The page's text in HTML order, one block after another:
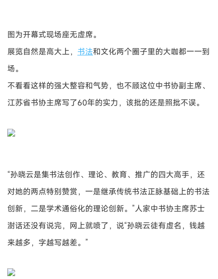
图为开幕式现场座无虚席。
展览自然是高大上， 书法和文化两个圈子里的大咖都一一到
场。
不看看这样的强大整容和气势，也不顾这位中书协副主席、
江苏省书协主席写了60年的实力，该批的还是照批不误。
“孙晓云是集书法创作、理论、教育、推广的四大高手，还
对她的两点特别赞赏，一是继承传统书法正脉基础上的书法
创新，二是学术通俗化的理论创新。”人家中书协主席苏士
澍话还没有说完，网上就喷了，说“孙晓云徒有虚名，钱越
来越多，字越写越差。”